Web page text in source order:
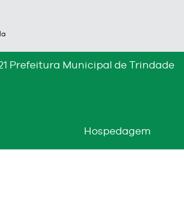
Prefeitura Municipal de Trindade
Hospedagem